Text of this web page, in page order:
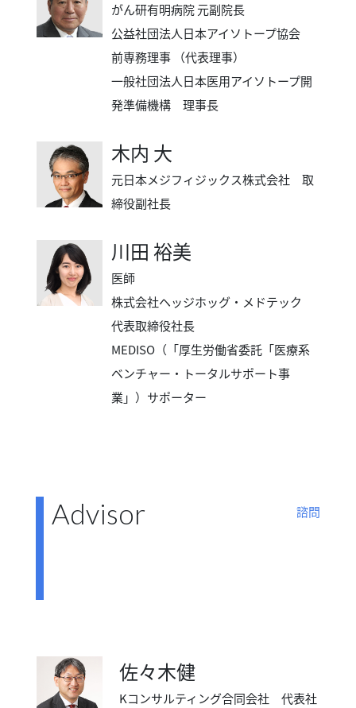
がん研有明病院 元副院長
公益社団法人日本アイソトープ協会
前専務理事 （代表理事）
一般社団法人日本医用アイソトープ開
発準備機構 理事長
木内 大
元日本メジフィジックス株式会社 取
締役副社長
川田 裕美
医師
株式会社ヘッジホッグ・メドテック
代表取締役社長
MEDISO（「厚生労働省委託「医療系
ベンチャー・トータルサポート事
業」）サポーター
Advisor 諮問
佐々木健
Kコンサルティング合同会社 代表社